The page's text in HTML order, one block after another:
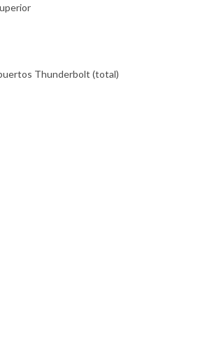
Thunderbolt (total)